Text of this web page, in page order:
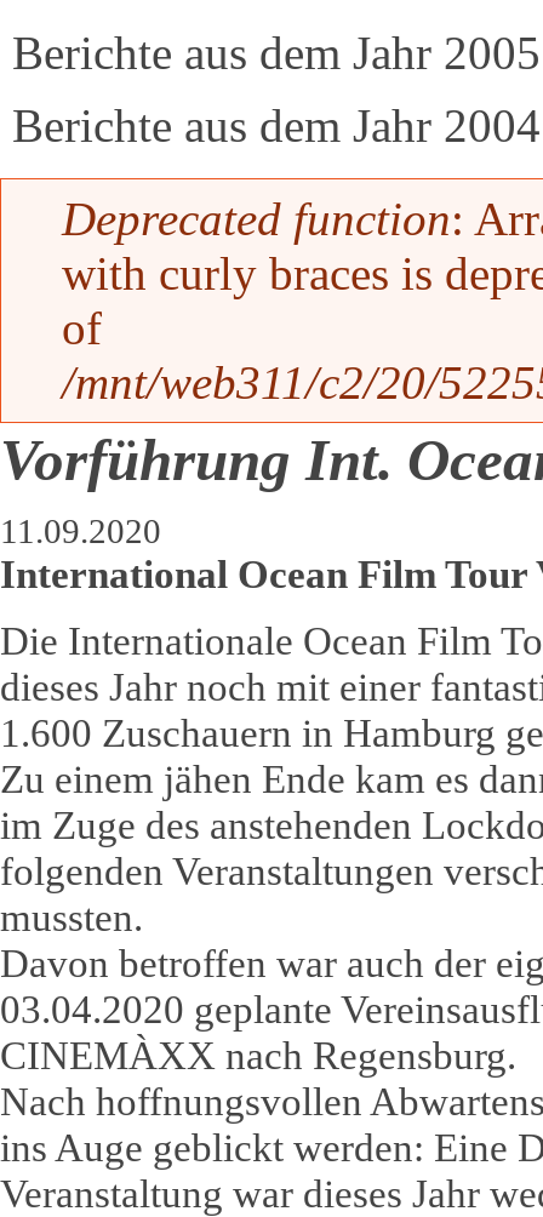
Berichte aus dem Jahr 2005
Berichte aus dem Jahr 2004
Fehlermeldung
Deprecated function:
with curly braces is
of
/mnt/web311/c2/20/
Vorführung Int.
11.09.2020
International Ocean Film Tour
Die Internationale Ocean Film
dieses Jahr noch mit einer
1.600 Zuschauern in Hamburg
Zu einem jähen Ende kam es
im Zuge des anstehenden
folgenden Veranstaltungen
mussten.
Davon betroffen war auch der
03.04.2020 geplante
CINEMÀXX nach Regensburg.
Nach hoffnungsvollen
ins Auge geblickt werden: Eine
Veranstaltung war dieses Jahr